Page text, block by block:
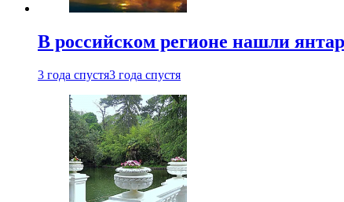
В российском регионе нашли
3 года спустя3 года спустя